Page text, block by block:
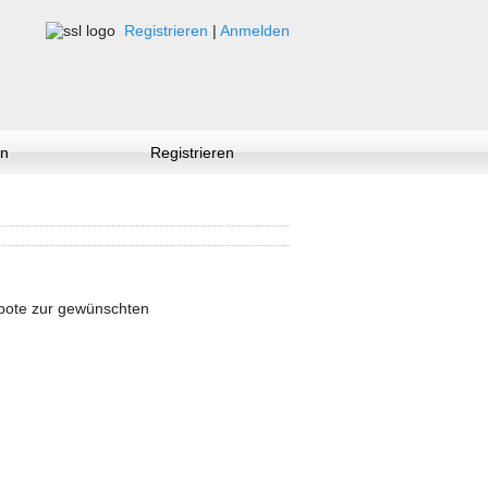
Registrieren | Anmelden
Registrieren
zur gewünschten